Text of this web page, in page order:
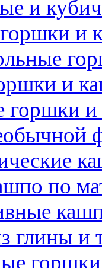
и
и
и
горшки
по
глины и